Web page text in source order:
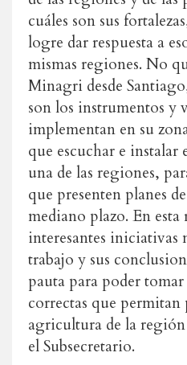
cuáles son sus
logre dar respuesta a
mismas regiones. No
Minagri desde
son los instrumentos y
implementan en su
que escuchar e instalar
una de las regiones,
que presenten planes
mediano plazo. En
interesantes iniciativas
trabajo y sus
pauta para poder tomar
correctas que
agricultura de la
el Subsecretario.